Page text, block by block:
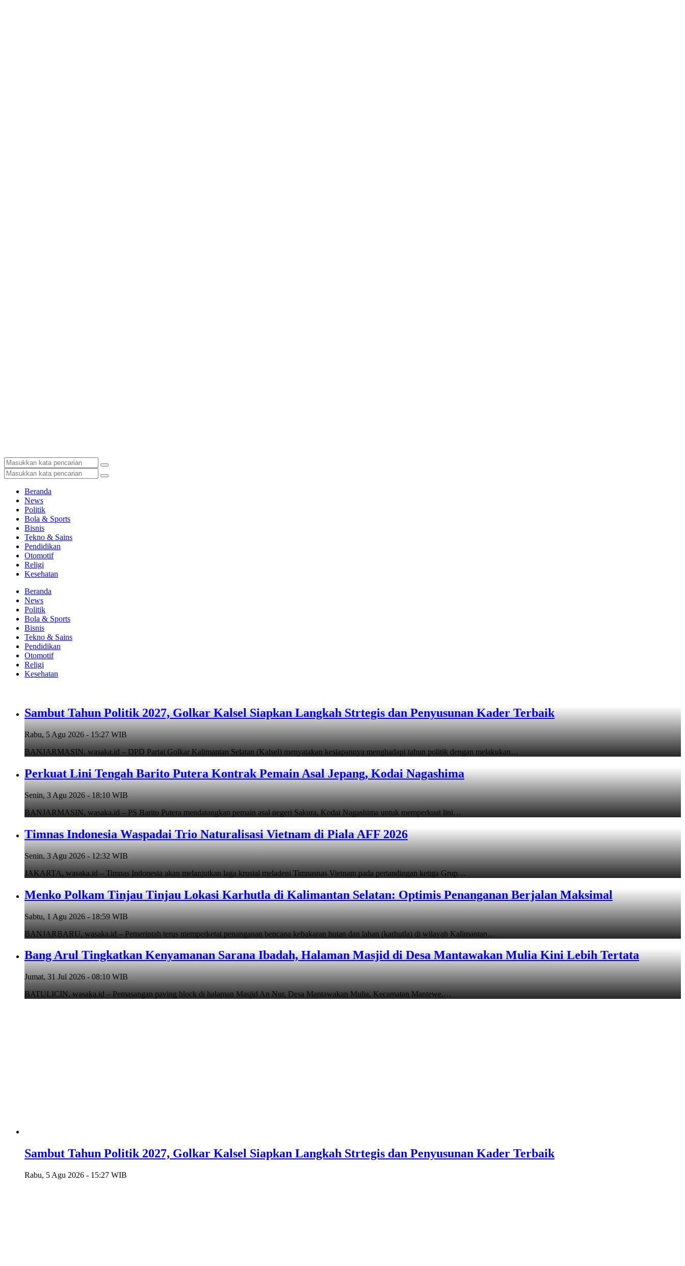
Beranda
News
Politik
Bola & Sports
Bisnis
Tekno & Sains
Pendidikan
Otomotif
Religi
Kesehatan
Beranda
News
Politik
Bola & Sports
Bisnis
Tekno & Sains
Pendidikan
Otomotif
Religi
Kesehatan
Sambut Tahun Politik 2027, Golkar Kalsel Siapkan Langkah Strtegis dan Penyusunan Kader Terbaik
Rabu, 5 Agu 2026 - 15:27 WIB
BANJARMASIN, wasaka.id – DPD Partai Golkar Kalimantan Selatan (Kalsel) menyatakan kesiapannya menghadapi tahun politik dengan melakukan…
Perkuat Lini Tengah Barito Putera Kontrak Pemain Asal Jepang, Kodai Nagashima
Senin, 3 Agu 2026 - 18:10 WIB
BANJARMASIN, wasaka.id – PS Barito Putera mendatangkan pemain asal negeri Sakura, Kodai Nagashima untuk memperkuat lini…
Timnas Indonesia Waspadai Trio Naturalisasi Vietnam di Piala AFF 2026
Senin, 3 Agu 2026 - 12:32 WIB
JAKARTA, wasaka.id – Timnas Indonesia akan melanjutkan laga krusial meladeni Timnasnas Vietnam pada pertandingan ketiga Grup…
Menko Polkam Tinjau Tinjau Lokasi Karhutla di Kalimantan Selatan: Optimis Penanganan Berjalan Maksimal
Sabtu, 1 Agu 2026 - 18:59 WIB
BANJARBARU, wasaka.id – Pemerintah terus memperketat penanganan bencana kebakaran hutan dan lahan (karhutla) di wilayah Kalimantan…
Bang Arul Tingkatkan Kenyamanan Sarana Ibadah, Halaman Masjid di Desa Mantawakan Mulia Kini Lebih Tertata
Jumat, 31 Jul 2026 - 08:10 WIB
BATULICIN, wasaka.id – Pemasangan paving block di halaman Masjid An Nur, Desa Mantawakan Mulia, Kecamatan Mantewe,…
Sambut Tahun Politik 2027, Golkar Kalsel Siapkan Langkah Strtegis dan Penyusunan Kader Terbaik
Rabu, 5 Agu 2026 - 15:27 WIB